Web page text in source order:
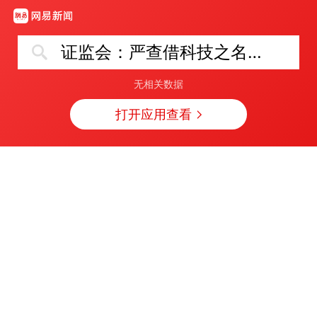
证监会：严查借科技之名炒概念行为
无相关数据
打开应用查看